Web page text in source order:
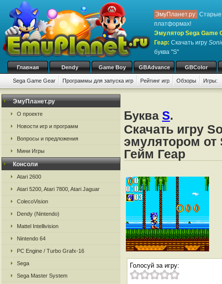
ЭмуПланет.ру: Старые
платформах!
Эмулятор Sega Game
Геар: Скачать игру
буква "S"
Главная Dendy Game Boy GBAdvance GBColor
Sega Game Gear Программы для запуска игр Рейтинг игр Обзоры Игры:
ЭмуПланет.ру
О проекте
Новости игр и программ
Вопросы и предложения
Мини Игры
Консоли
Atari 2600
Atari 5200, Atari 7800, Atari Jaguar
ColecoVision
Dendy (Nintendo)
Mattel Intellivision
Nintendo 64
PC Engine / Turbo Grafx-16
Sega
Sega Master System
Буква S.
Скачать игру
эмулятором от
Гейм Геар
Голосуй за игру: